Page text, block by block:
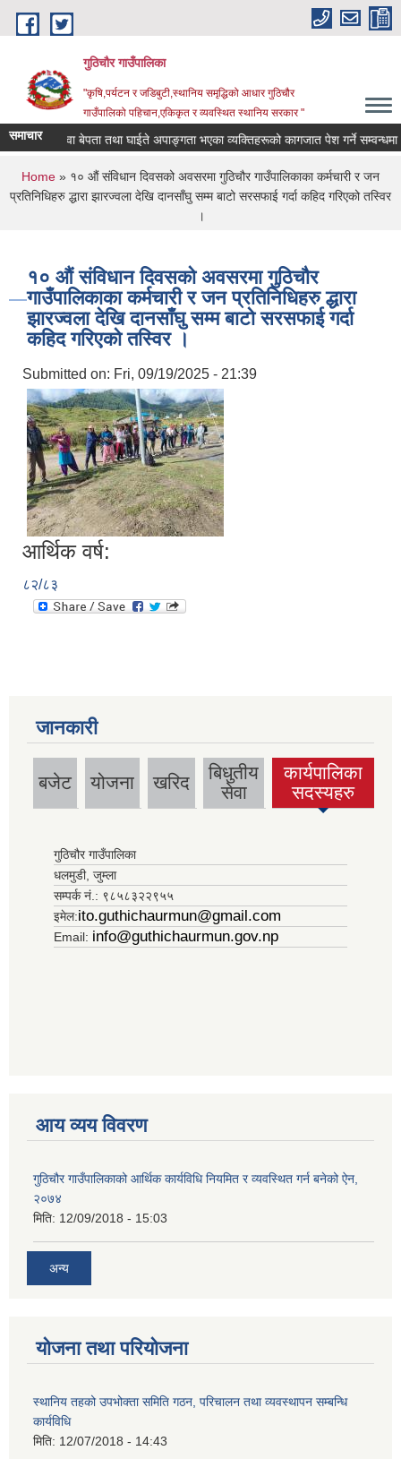
Skip to main content
गुठिचौर गाउँपालिका
"कृषि,पर्यटन र जडिबुटी,स्थानिय समृद्धिको आधार गुठिचौर
गाउँपालिको पहिचान,एकिकृत र व्यवस्थित स्थानिय सरकार "
समाचार
सहिद वा बेपता तथा घाईते अपाङ्गता भएका व्यक्तिहरूको कागजात पेश गर्ने सम्वन्धमा ।
You are here
Home » १० औं संविधान दिवसको अवसरमा गुठिचौर गाउँपालिकाका कर्मचारी र जन
प्रतिनिधिहरु द्धारा झारज्वला देखि दानसाँघु सम्म बाटो सरसफाई गर्दा कहिद गरिएको तस्विर
।
१० औं संविधान दिवसको अवसरमा गुठिचौर
गाउँपालिकाका कर्मचारी र जन प्रतिनिधिहरु द्धारा
झारज्वला देखि दानसाँघु सम्म बाटो सरसफाई गर्दा
कहिद गरिएको तस्विर ।
Submitted on: Fri, 09/19/2025 - 21:39
आर्थिक वर्ष:
८२/८३
जानकारी
बजेट योजना खरिद
बिधुतीय
सेवा
कार्यपालिका
सदस्यहरु
(active tab)
गुठिचौर गाउँपालिका
धलमुडी, जुम्ला
सम्पर्क नं.: ९८५८३२२९५५
इमेल:ito.guthichaurmun@gmail.com
Email: info@guthichaurmun.gov.np
आय व्यय विवरण
गुठिचौर गाउँपालिकाको आर्थिक कार्यविधि नियमित र व्यवस्थित गर्न बनेको ऐन,
२०७४
मिति: 12/09/2018 - 15:03
अन्य
योजना तथा परियोजना
स्थानिय तहको उपभोक्ता समिति गठन, परिचालन तथा व्यवस्थापन सम्बन्धि
कार्यविधि
मिति: 12/07/2018 - 14:43